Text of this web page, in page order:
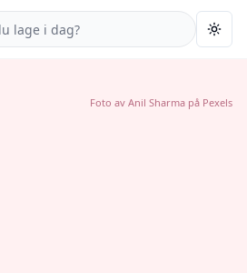
Foto av Anil Sharma på Pexels